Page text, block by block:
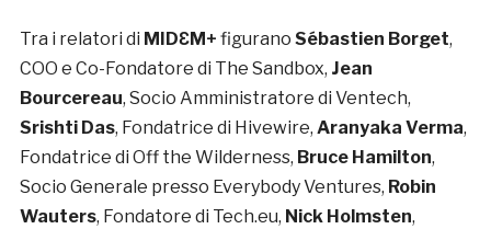
Tra i relatori di MIDƐM+ figurano Sébastien Borget,
COO e Co-Fondatore di The Sandbox, Jean
Bourcereau, Socio Amministratore di Ventech,
Srishti Das, Fondatrice di Hivewire, Aranyaka Verma,
Fondatrice di Off the Wilderness, Bruce Hamilton,
Socio Generale presso Everybody Ventures, Robin
Wauters, Fondatore di Tech.eu, Nick Holmsten,